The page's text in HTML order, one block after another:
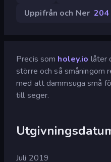
Uppifrån och Ner 204
Precis som holey.io låter
större och så småningom
med att dammsuga små
till seger.
Juli 2019